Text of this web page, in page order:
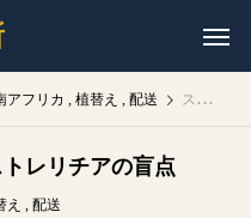
アフリカ 植替え 配送 ストレリチア秘話No.544 ストレリチアの盲点
レリチアの盲点
え 配送